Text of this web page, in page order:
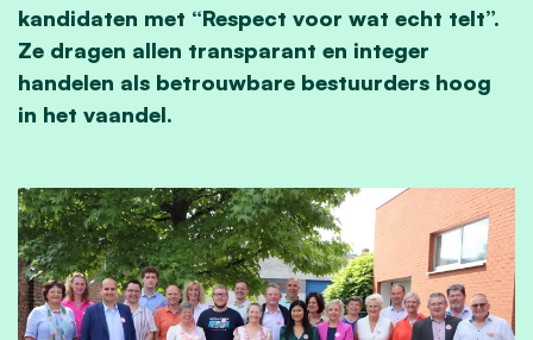
kandidaten met “Respect voor wat echt telt”.
Ze dragen allen transparant en integer
handelen als betrouwbare bestuurders hoog
in het vaandel.